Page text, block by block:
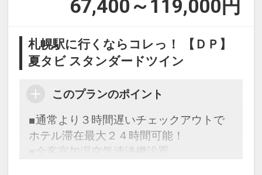
67,400～119,000 円
札幌駅に行くならコレっ！ 【ＤＰ】
夏タビ スタンダードツイン
このプランのポイント
■通常より３時間遅いチェックアウトで
ホテル滞在最大２４時間可能！
■全客室加湿空気清浄機設置